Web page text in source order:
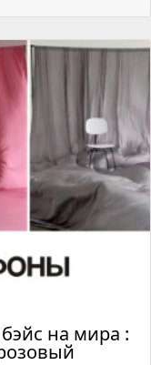
на мира :